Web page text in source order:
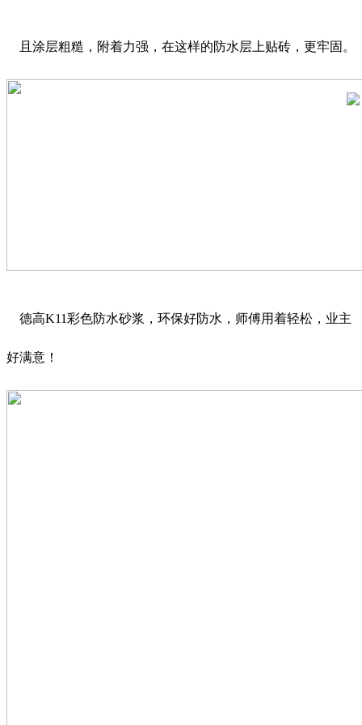
且涂层粗糙，附着力强，在这样的防水层上贴砖，更牢固。
德高K11彩色防水砂浆，环保好防水，师傅用着轻松，业主
好满意！